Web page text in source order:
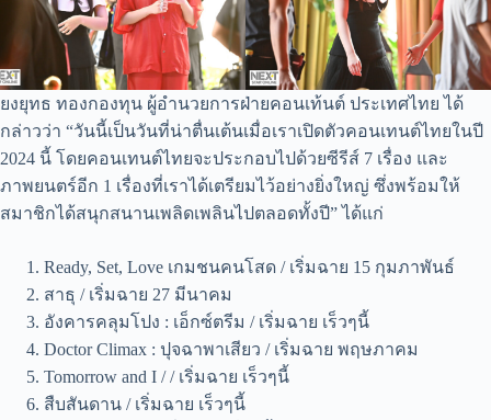
ยงยุทธ ทองกองทุน ผู้อำนวยการฝ่ายคอนเท้นต์ ประเทศไทย ได้
กล่าวว่า “วันนี้เป็นวันที่น่าตื่นเต้นเมื่อเราเปิดตัวคอนเทนต์ไทยในปี
2024 นี้ โดยคอนเทนต์ไทยจะประกอบไปด้วยซีรีส์ 7 เรื่อง และ
ภาพยนตร์อีก 1 เรื่องที่เราได้เตรียมไว้อย่างยิ่งใหญ่ ซึ่งพร้อมให้
สมาชิกได้สนุกสนานเพลิดเพลินไปตลอดทั้งปี” ได้แก่
Ready, Set, Love เกมชนคนโสด / เริ่มฉาย 15 กุมภาพันธ์
สาธุ / เริ่มฉาย 27 มีนาคม
อังคารคลุมโปง : เอ็กซ์ตรีม / เริ่มฉาย เร็วๆนี้
Doctor Climax : ปุจฉาพาเสียว / เริ่มฉาย พฤษภาคม
Tomorrow and I / / เริ่มฉาย เร็วๆนี้
สืบสันดาน / เริ่มฉาย เร็วๆนี้